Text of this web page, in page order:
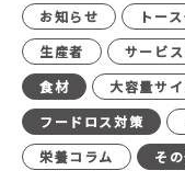
お知らせ
トー
生産者
サービ
食材
大容量サ
フードロス対策
栄養コラム
そ